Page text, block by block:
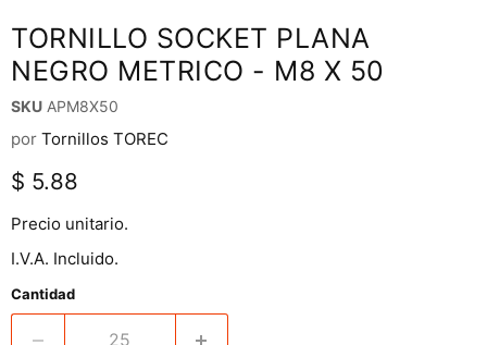
TORNILLO SOCKET PLANA
NEGRO METRICO - M8 X 50
SKU APM8X50
por Tornillos TOREC
Precio actual
$ 5.88
Precio unitario.
I.V.A. Incluido.
Cantidad